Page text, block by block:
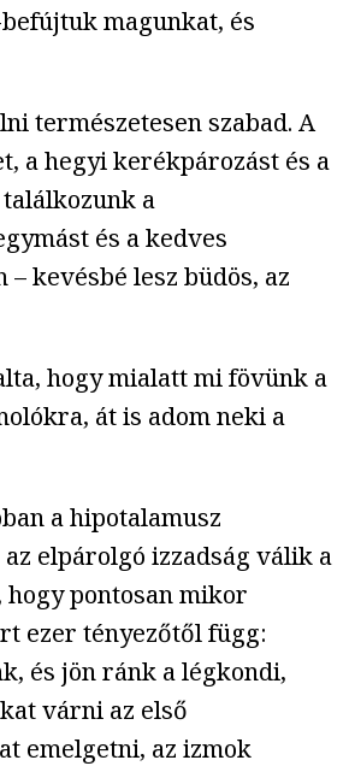
magunkat, és
természetesen szabad. A
a hegyi kerékpározást és a
a
és a kedves
kevésbé lesz büdös, az
hogy mialatt mi fövünk a
át is adom neki a
a hipotalamusz
elpárolgó izzadság válik a
pontosan mikor
ezer tényezőtől függ:
és jön ránk a légkondi,
várni az első
emelgetni, az izmok